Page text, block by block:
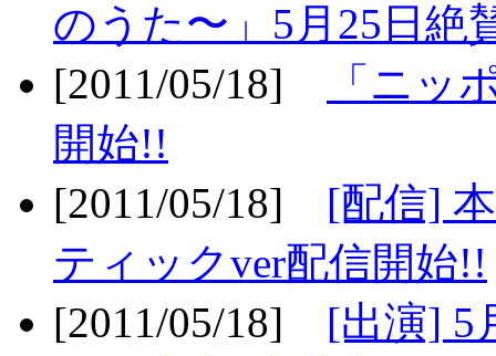
のうた〜」5月25日絶
[2011/05/18]
「ニッ
開始!!
[2011/05/18] [配信]
ティックver配信開始!!
[2011/05/18] [出演] 5